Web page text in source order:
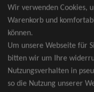
nach der
werden.
wider
sein,
nächst
kostenfrei
Wir verwenden Cookies,
Warenkorb und
können.
Um unsere Webseite für
bitten wir um Ihre
Nutzungsverhalten in
so die Nutzung unserer